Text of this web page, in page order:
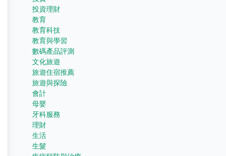
投資理財
教育
教育科技
教育與學習
數碼產品評測
文化旅遊
旅遊住宿推薦
旅遊與探險
會計
母嬰
牙科服務
理財
生活
生髮